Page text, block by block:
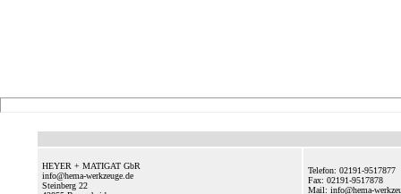
HEYER + MATIGAT GbR
info@hema-werkzeuge.de
Steinberg 22
Telefon: 02191-9517877
Fax: 02191-9517878
Mail: info@hema-